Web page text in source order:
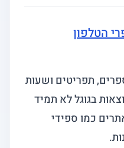
הטלפון
תפריטים ושעות
בגוגל לא תמיד
כמו ספידי